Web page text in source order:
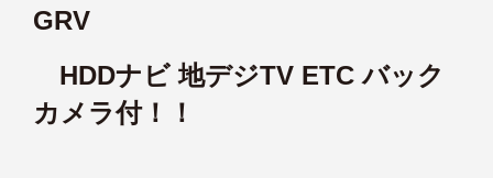
GRV
HDDナビ 地デジTV ETC バック
カメラ付！！